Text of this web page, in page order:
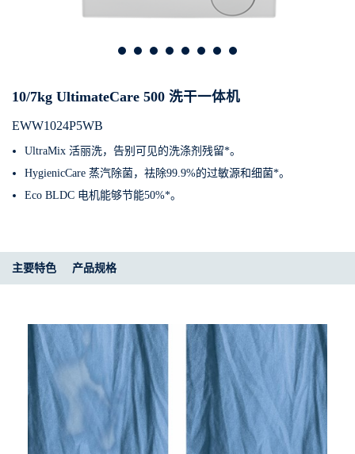
10/7kg UltimateCare 500 洗干一体机
EWW1024P5WB
UltraMix 活丽洗，告别可见的洗涤剂残留*。
HygienicCare 蒸汽除菌，祛除99.9%的过敏源和细菌*。
Eco BLDC 电机能够节能50%*。
主要特色 产品规格​